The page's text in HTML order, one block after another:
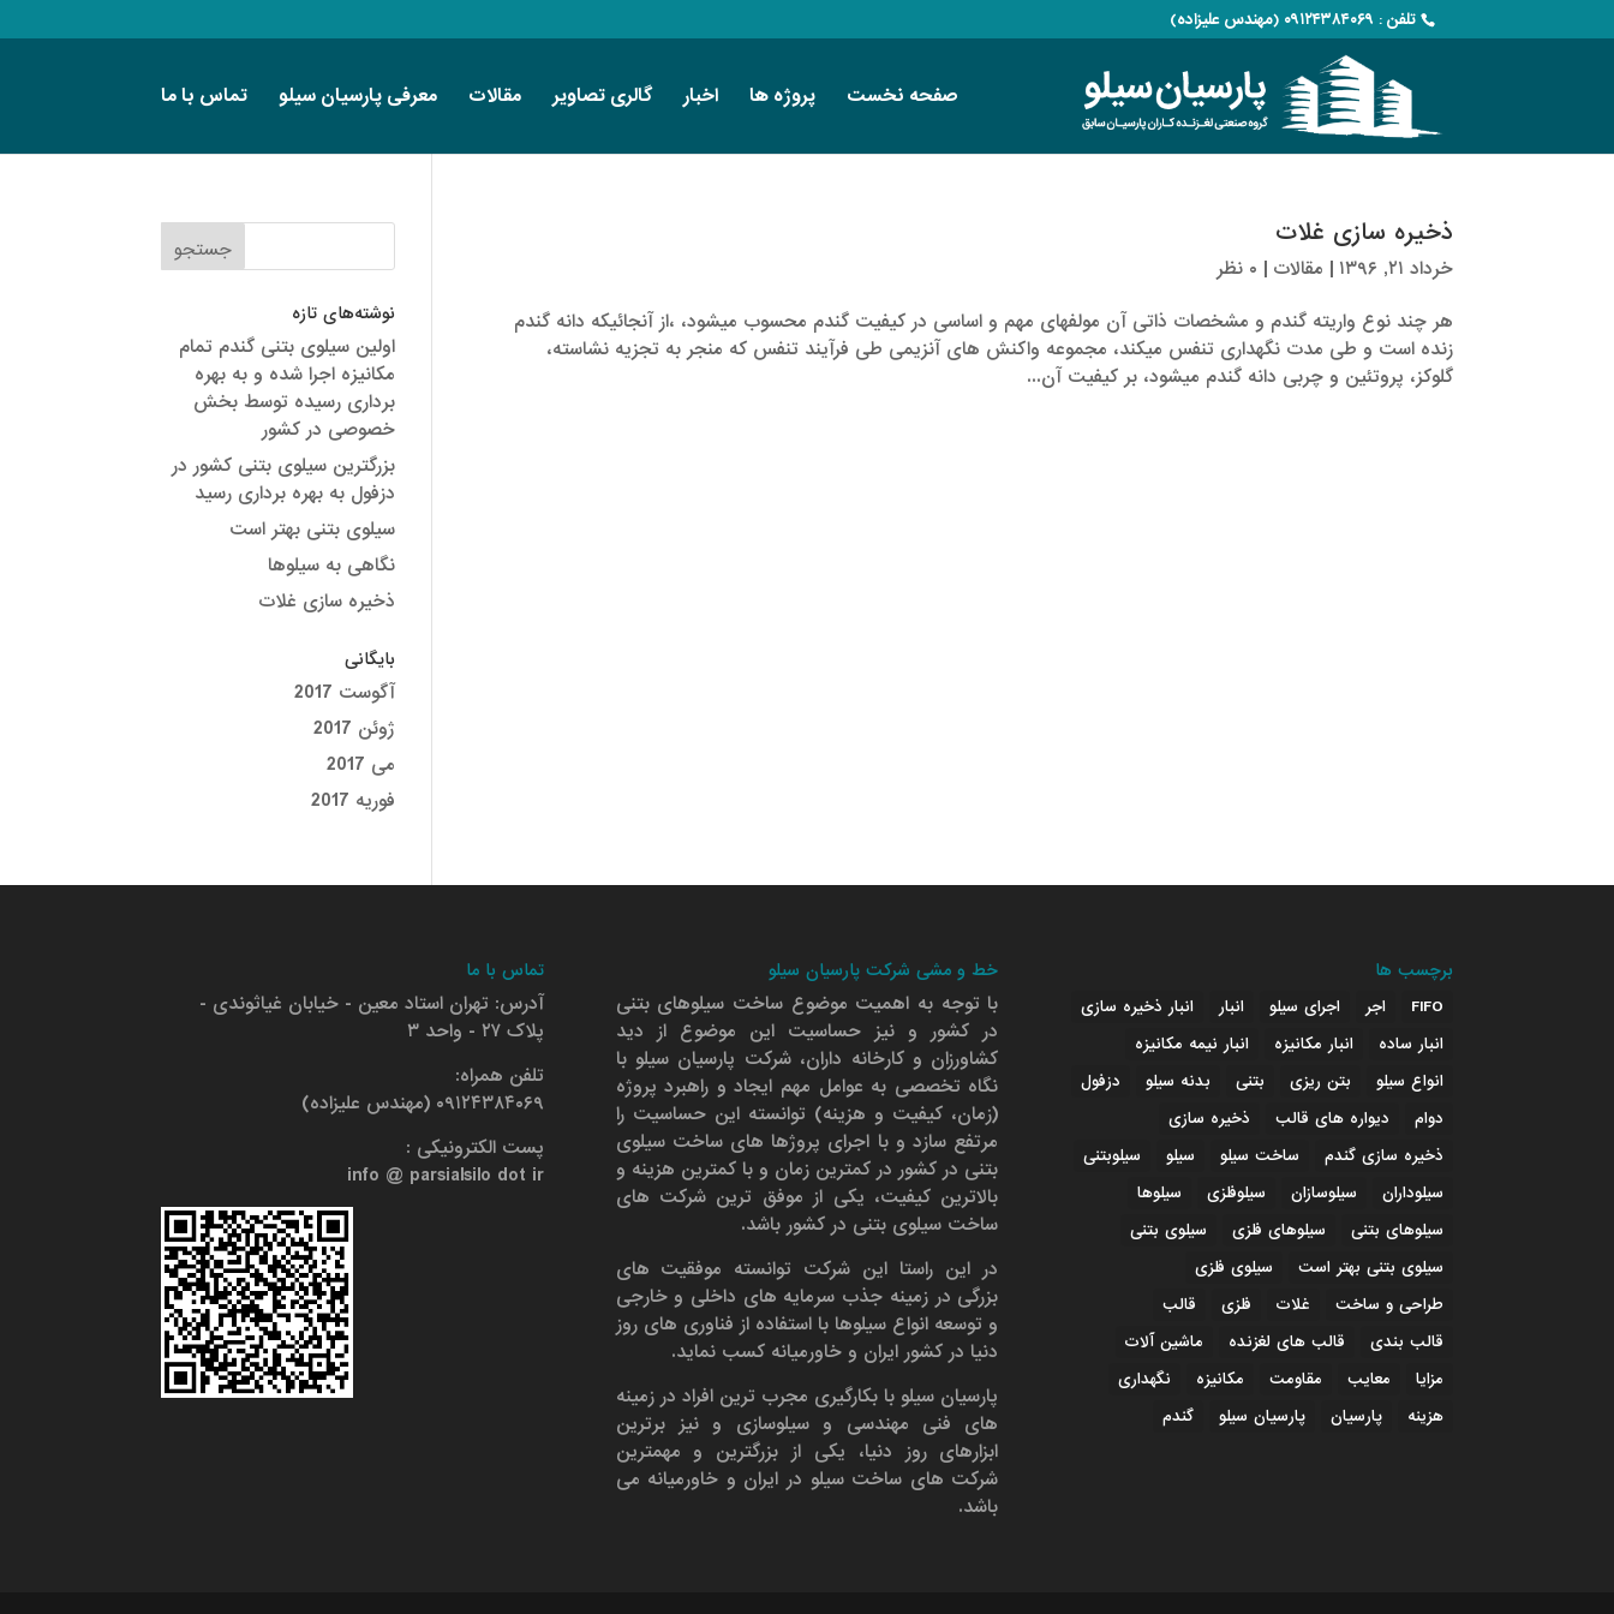
تلفن : ۰۹۱۲۴۳۸۴۰۶۹ (مهندس علیزاده)
صفحه نخست پروژه ها اخبار گالری تصاویر مقالات معرفی پارسیان سیلو تماس با ما
ذخیره سازی غلات
خرداد ۲۱, ۱۳۹۶ | مقالات | ۰ نظر
هر چند نوع واریته گندم و مشخصات ذاتی آن مولفه­­­ای مهم و اساسی در کیفیت گندم محسوب میشود، ،از آنجائیکه دانه گندم
زنده است و طی مدت نگهداری تنفس می­کند، مجموعه واکنش­ های آنزیمی طی فرآیند تنفس که منجر به تجزیه نشاسته،
گلوکز، پروتئین و چربی دانه گندم می­شود، بر کیفیت آن...
نوشته‌های تازه
اولین سیلوی بتنی گندم تمام
مکانیزه اجرا شده و به بهره
برداری رسیده توسط بخش
خصوصی در کشور
بزرگترین سیلوی بتنی کشور در
دزفول به بهره برداری رسید
سیلوی بتنی بهتر است
نگاهی به سیلوها
ذخیره سازی غلات
بایگانی
آگوست 2017
ژوئن 2017
می 2017
فوریه 2017
تماس با ما
آدرس: تهران استاد معین - خیابان غیاثوندی -
پلاک ۲۷ - واحد ۳
تلفن همراه:
۰۹۱۲۴۳۸۴۰۶۹ (مهندس علیزاده)
پست الکترونیکی :
info @ parsialsilo dot ir
خط و مشی شرکت پارسیان سیلو
با توجه به اهمیت موضوع ساخت سیلوهای بتنی
در کشور و نیز حساسیت این موضوع از دید
کشاورزان و کارخانه داران، شرکت پارسیان سیلو با
نگاه تخصصی به عوامل مهم ایجاد و راهبرد پروژه
(زمان، کیفیت و هزینه) توانسته این حساسیت را
مرتفع سازد و با اجرای پروژها های ساخت سیلوی
بتنی در کشور در کمترین زمان و با کمترین هزینه و
بالاترین کیفیت، یکی از موفق ترین شرکت های
ساخت سیلوی بتنی در کشور باشد.
در این راستا این شرکت توانسته موفقیت های
بزرگی در زمینه جذب سرمایه های داخلی و خارجی
و توسعه انواع سیلوها با استفاده از فناوری های روز
دنیا در کشور ایران و خاورمیانه کسب نماید.
پارسیان سیلو با بکارگیری مجرب ترین افراد در زمینه
های فنی مهندسی و سیلوسازی و نیز برترین
ابزارهای روز دنیا، یکی از بزرگترین و مهمترین
شرکت های ساخت سیلو در ایران و خاورمیانه می
باشد.
برچسب ها
FIFO اجر اجرای سیلو انبار
انبار ذخیره سازی
انبار ساده
انبار مکانیزه
انبار نیمه مکانیزه
انواع سیلو
بتن ریزی بتنی بدنه سیلو
دزفول
دوام
دیواره های قالب
ذخیره سازی
ذخیره سازی گندم
ساخت سیلو سیلو
سیلوبتنی
سیلوداران
سیلوسازان سیلوفلزی
سیلوها
سیلوهای بتنی
سیلوهای فلزی
سیلوی بتنی
سیلوی بتنی بهتر است
سیلوی فلزی
طراحی و ساخت
غلات فلزی
قالب
قالب بندی
قالب های لغزنده
ماشین آلات
مزایا
معایب مقاومت مکانیزه
نگهداری
هزینه
پارسیان پارسیان سیلو گندم